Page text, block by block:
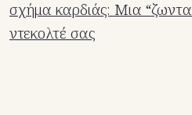
σχήμα καρδιάς: Μια
ντεκολτέ σας